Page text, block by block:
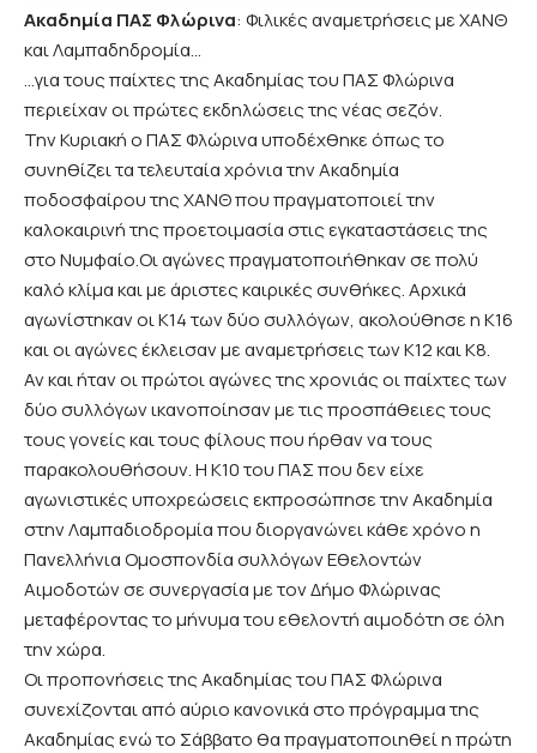
Ακαδημία ΠΑΣ Φλώρινα: Φιλικές αναμετρήσεις με ΧΑΝΘ
και Λαμπαδηδρομία…
…για τους παίχτες της Ακαδημίας του ΠΑΣ Φλώρινα
περιείχαν οι πρώτες εκδηλώσεις της νέας σεζόν.
Την Κυριακή ο ΠΑΣ Φλώρινα υποδέχθηκε όπως το
συνηθίζει τα τελευταία χρόνια την Ακαδημία
ποδοσφαίρου της ΧΑΝΘ που πραγματοποιεί την
καλοκαιρινή της προετοιμασία στις εγκαταστάσεις της
στο Νυμφαίο.Οι αγώνες πραγματοποιήθηκαν σε πολύ
καλό κλίμα και με άριστες καιρικές συνθήκες. Αρχικά
αγωνίστηκαν οι Κ14 των δύο συλλόγων, ακολούθησε η Κ16
και οι αγώνες έκλεισαν με αναμετρήσεις των Κ12 και Κ8.
Αν και ήταν οι πρώτοι αγώνες της χρονιάς οι παίχτες των
δύο συλλόγων ικανοποίησαν με τις προσπάθειες τους
τους γονείς και τους φίλους που ήρθαν να τους
παρακολουθήσουν. Η Κ10 του ΠΑΣ που δεν είχε
αγωνιστικές υποχρεώσεις εκπροσώπησε την Ακαδημία
στην Λαμπαδιοδρομία που διοργανώνει κάθε χρόνο η
Πανελλήνια Ομοσπονδία συλλόγων Εθελοντών
Αιμοδοτών σε συνεργασία με τον Δήμο Φλώρινας
μεταφέροντας το μήνυμα του εθελοντή αιμοδότη σε όλη
την χώρα.
Οι προπονήσεις της Ακαδημίας του ΠΑΣ Φλώρινα
συνεχίζονται από αύριο κανονικά στο πρόγραμμα της
Ακαδημίας ενώ το Σάββατο θα πραγματοποιηθεί η πρώτη